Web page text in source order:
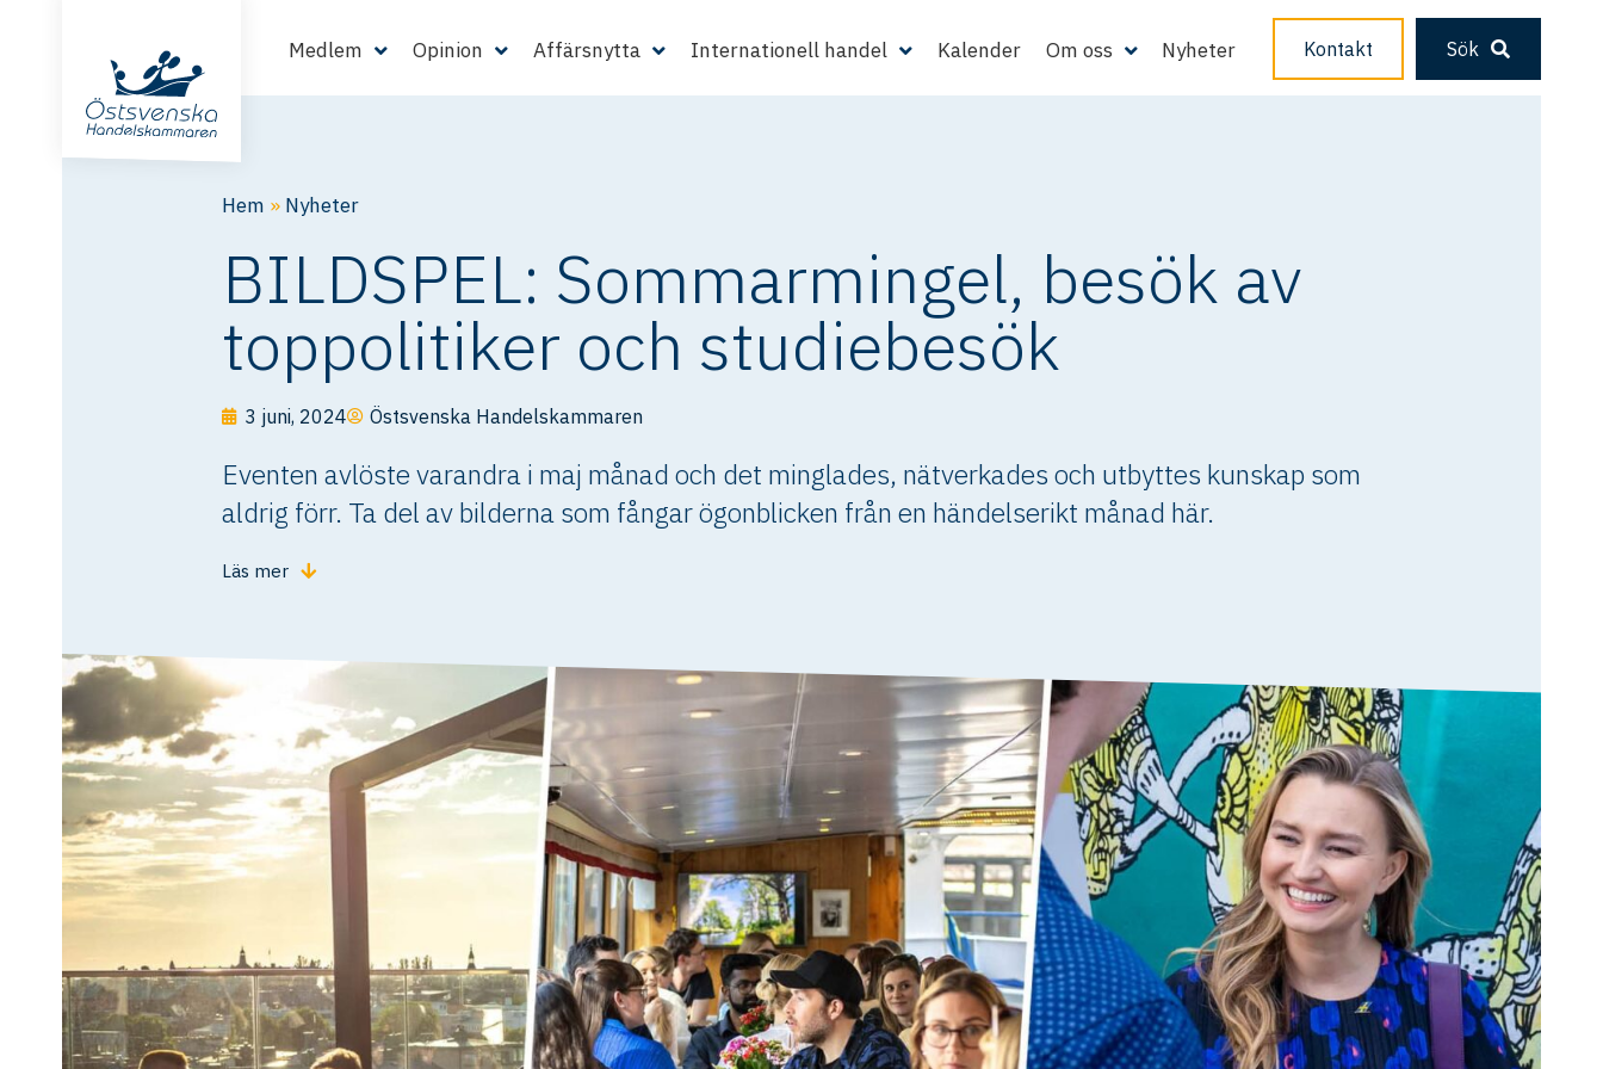
Medlem Opinion Affärsnytta Internationell handel Kalender Om oss Nyheter Kontakt Sök
Hem » Nyheter
BILDSPEL: Sommarmingel, besök av
toppolitiker och studiebesök
3 juni, 2024 Östsvenska Handelskammaren
Eventen avlöste varandra i maj månad och det minglades, nätverkades och utbyttes kunskap som
aldrig förr. Ta del av bilderna som fångar ögonblicken från en händelserikt månad här.
Läs mer